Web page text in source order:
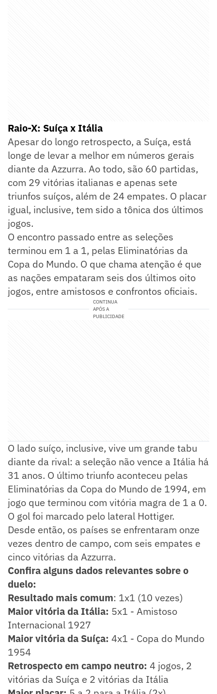
Raio-X: Suíça x Itália
Apesar do longo retrospecto, a Suíça, está
longe de levar a melhor em números gerais
diante da Azzurra. Ao todo, são 60 partidas,
com 29 vitórias italianas e apenas sete
triunfos suíços, além de 24 empates. O placar
igual, inclusive, tem sido a tônica dos últimos
jogos.
O encontro passado entre as seleções
terminou em 1 a 1, pelas Eliminatórias da
Copa do Mundo. O que chama atenção é que
as nações empataram seis dos últimos oito
jogos, entre amistosos e confrontos oficiais.
CONTINUA
APÓS A
PUBLICIDADE
O lado suíço, inclusive, vive um grande tabu
diante da rival: a seleção não vence a Itália há
31 anos. O último triunfo aconteceu pelas
Eliminatórias da Copa do Mundo de 1994, em
jogo que terminou com vitória magra de 1 a 0.
O gol foi marcado pelo lateral Hottiger.
Desde então, os países se enfrentaram onze
vezes dentro de campo, com seis empates e
cinco vitórias da Azzurra.
Confira alguns dados relevantes sobre o
duelo:
Resultado mais comum: 1x1 (10 vezes)
Maior vitória da Itália: 5x1 - Amistoso
Internacional 1927
Maior vitória da Suíça: 4x1 - Copa do Mundo
1954
Retrospecto em campo neutro: 4 jogos, 2
vitórias da Suíça e 2 vitórias da Itália